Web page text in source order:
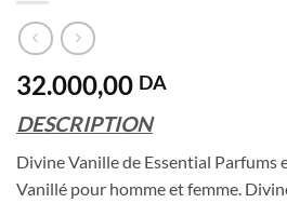
32.000,00 DA
DESCRIPTION
Divine Vanille de Essential
Vanillé pour homme et femme.